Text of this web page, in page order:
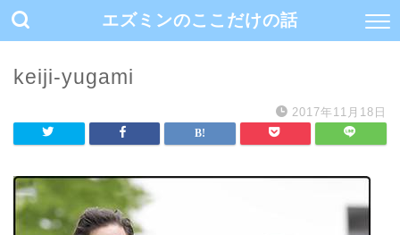
エズミンのここだけの話
keiji-yugami
2017年11月18日